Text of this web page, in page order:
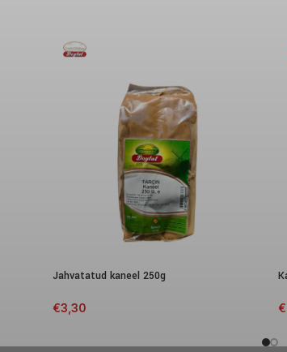
Jahvatatud kaneel 250g
€3,30 €